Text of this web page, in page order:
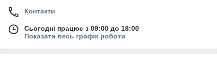
Контакти
Сьогодні працює з 09:00 до 18:00
Показати весь графік роботи